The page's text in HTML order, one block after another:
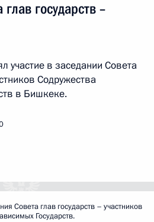
государств –
участие в заседании Совета
Содружества
в Бишкеке.
Совета глав государств – участников
Государств.